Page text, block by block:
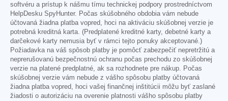
softvéru a prístup k nášmu tímu technickej podpory prostredníctvom
HelpDesku SpyHunter. Počas skúšobného obdobia vám nebude
účtovaná žiadna platba vopred, hoci na aktiváciu skúšobnej verzie je
potrebná kreditná karta. (Predplatené kreditné karty, debetné karty a
darčekové karty nemusia byť v rámci tejto ponuky akceptované.)
Požiadavka na váš spôsob platby je pomôcť zabezpečiť nepretržitú a
neprerušovanú bezpečnostnú ochranu počas prechodu zo skúšobnej
verzie na platené predplatné, ak sa rozhodnete pre nákup. Počas
skúšobnej verzie vám nebude z vášho spôsobu platby účtovaná
žiadna platba vopred, hoci vašej finančnej inštitúcii môžu byť zaslané
žiadosti o autorizáciu na overenie platnosti vášho spôsobu platby